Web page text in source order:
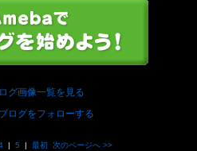
グ画像一覧を見る
ログをフォローする
| 5 | 最初 次のページへ >>